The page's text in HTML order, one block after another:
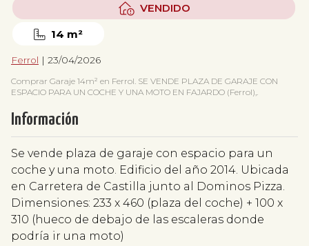
VENDIDO
14 m²
Ferrol | 23/04/2026
Comprar Garaje 14m² en Ferrol. SE VENDE PLAZA DE GARAJE CON
ESPACIO PARA UN COCHE Y UNA MOTO EN FAJARDO (Ferrol),.
Información
Se vende plaza de garaje con espacio para un
coche y una moto. Edificio del año 2014. Ubicada
en Carretera de Castilla junto al Dominos Pizza.
Dimensiones: 233 x 460 (plaza del coche) + 100 x
310 (hueco de debajo de las escaleras donde
podría ir una moto)